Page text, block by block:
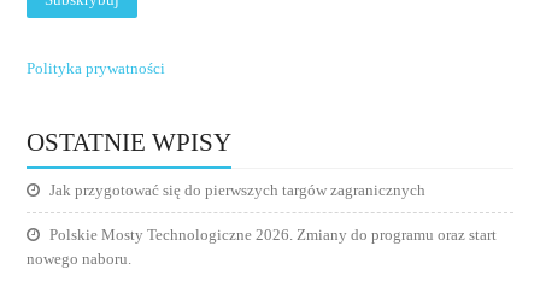
Polityka prywatności
OSTATNIE WPISY
Jak przygotować się do pierwszych targów zagranicznych
Polskie Mosty Technologiczne 2026. Zmiany do programu oraz start
nowego naboru.